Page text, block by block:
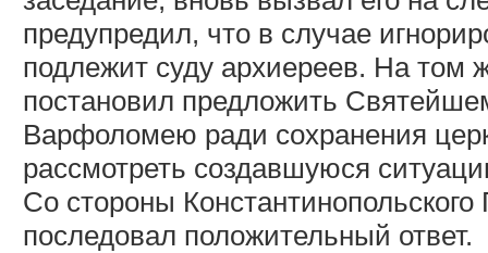
предупредил, что в случае
подлежит суду архиереев. На
постановил предложить
Варфоломею ради сохранения
рассмотреть создавшуюся
Со стороны
последовал положительный ответ.